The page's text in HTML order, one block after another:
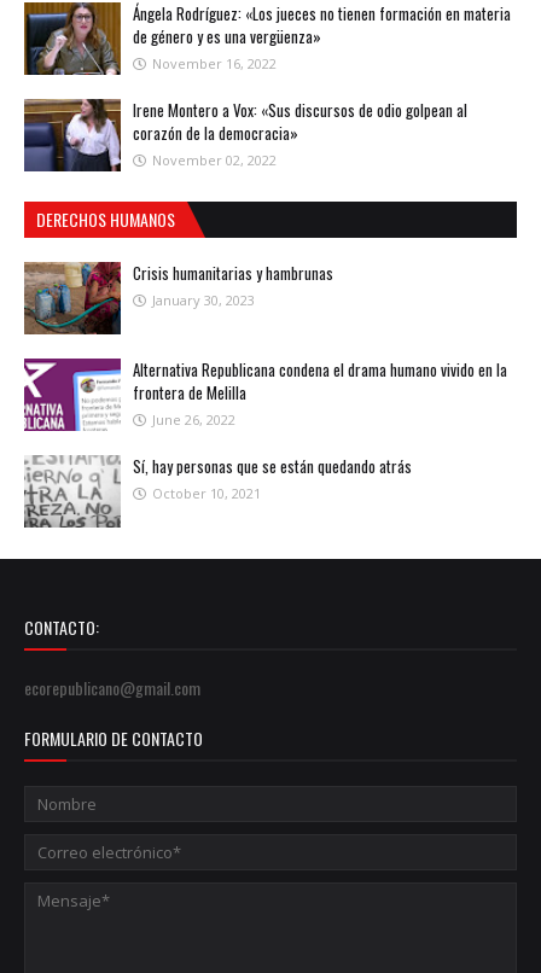
Ángela Rodríguez: «Los jueces no tienen formación en materia
de género y es una vergüenza»
November 16, 2022
Irene Montero a Vox: «Sus discursos de odio golpean al
corazón de la democracia»
November 02, 2022
DERECHOS HUMANOS
Crisis humanitarias y hambrunas
January 30, 2023
Alternativa Republicana condena el drama humano vivido en la
frontera de Melilla
June 26, 2022
Sí, hay personas que se están quedando atrás
October 10, 2021
CONTACTO:
ecorepublicano@gmail.com
FORMULARIO DE CONTACTO